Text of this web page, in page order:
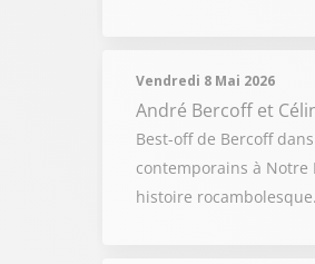
Vendredi 8 Mai 2026
André Bercoff et
Best-off de Bercoff
contemporains à Notre
histoire rocambolesque.